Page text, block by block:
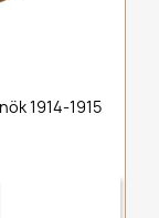
1914-1915